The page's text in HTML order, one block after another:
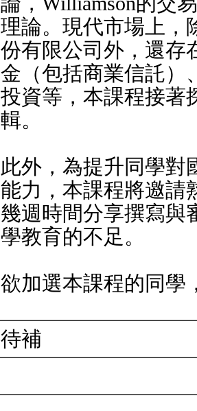
理論。現代市場上，
份有限公司外，還存
金（包括商業信託）
投資等，本課程接著
輯。
此外，為提升同學對
能力，本課程將邀請
幾週時間分享撰寫與
學教育的不足。
欲加選本課程的同學
待補